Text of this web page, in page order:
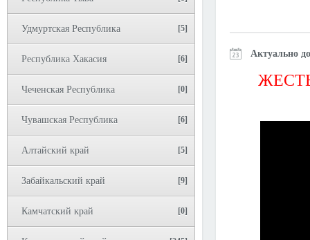
Удмуртская Республика [5]
Республика Хакасия [6]
Чеченская Республика [0]
Чувашская Республика [6]
Алтайский край [5]
Забайкальский край [9]
Камчатский край [0]
Актуально